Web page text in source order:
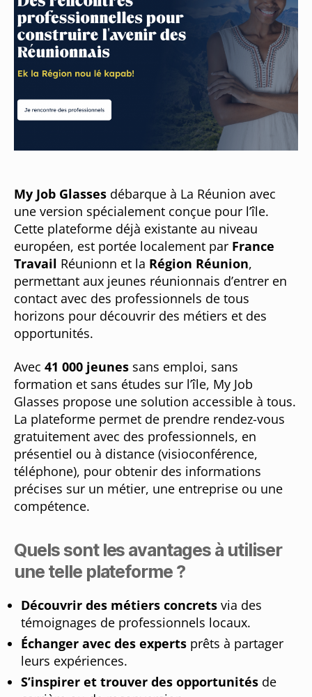
My Job Glasses débarque à La Réunion avec
une version spécialement conçue pour l’île.
Cette plateforme déjà existante au niveau
européen, est portée localement par France
Travail Réunionn et la Région Réunion,
permettant aux jeunes réunionnais d’entrer en
contact avec des professionnels de tous
horizons pour découvrir des métiers et des
opportunités.
Avec 41 000 jeunes sans emploi, sans
formation et sans études sur l’île, My Job
Glasses propose une solution accessible à tous.
La plateforme permet de prendre rendez-vous
gratuitement avec des professionnels, en
présentiel ou à distance (visioconférence,
téléphone), pour obtenir des informations
précises sur un métier, une entreprise ou une
compétence.
Quels sont les avantages à utiliser
une telle plateforme ?
Découvrir des métiers concrets via des
témoignages de professionnels locaux.
Échanger avec des experts prêts à partager
leurs expériences.
S’inspirer et trouver des opportunités de